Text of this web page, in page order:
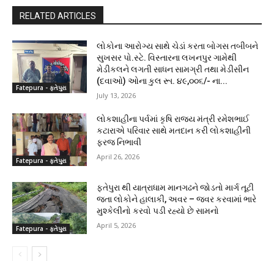
RELATED ARTICLES
Fatepura - ફતેપુરા
લોકોના આરોગ્ય સાથે ચેડાં કરતા બોગસ તબીબને
સુખસર પો.સ્ટે. વિસ્તારના લખનપુર ગામેથી
મેડીકલને લગતી સાધન સામગ્રી તથા મેડીસીન
(દવાઓ) ઓના કુલ રૂા. ૪૯,૦૦૬/- ના...
July 13, 2026
Fatepura - ફતેપુરા
લોકશાહીના પર્વમાં કૃષિ રાજ્ય મંત્રી રમેશભાઈ
કટારાએ પરિવાર સાથે મતદાન કરી લોકશાહીની
ફરજ નિભાવી
April 26, 2026
Fatepura - ફતેપુરા
ફતેપુરા થી યાત્રાધામ માનગઢને જોડતો માર્ગ તૂટી
જતા લોકોને હાલાકી, અવર – જવર કરવામાં ભારે
મુશ્કેલીનો કરવો પડી રહ્યો છે સામનો
April 5, 2026